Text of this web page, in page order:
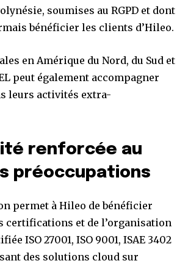
soumises au RGPD et dont
bénéficier les clients d’Hileo.
en Amérique du Nord, du Sud et
peut également accompagner
leurs activités extra-
renforcée au
préoccupations
permet à Hileo de bénéficier
certifications et de l’organisation
ISO 27001, ISO 9001, ISAE 3402
des solutions cloud sur